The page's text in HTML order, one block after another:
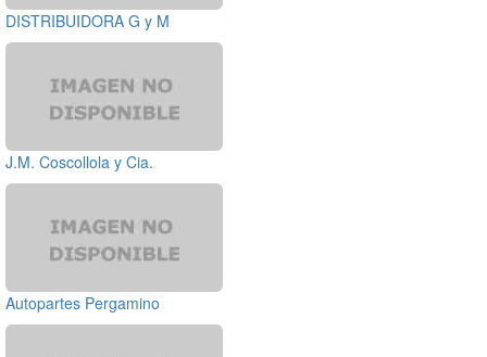
DISTRIBUIDORA G y M
J.M. Coscollola y Cia.
Autopartes Pergamino